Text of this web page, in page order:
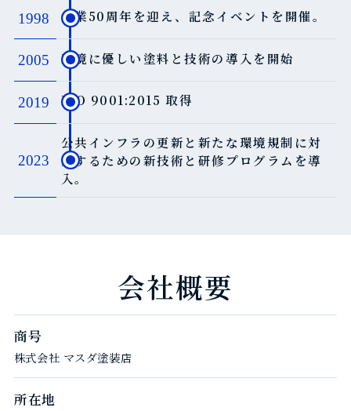
1998 創業50周年を迎え、記念イベントを開催。
2005 環境に優しい塗料と技術の導入を開始
2019 ISO 9001:2015 取得
2023
公共インフラの更新と新たな環境規制に対
応するための新技術と研修プログラムを導
入。
会社概要
商号
株式会社 マスダ塗装店
所在地